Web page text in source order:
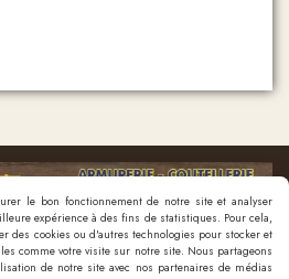
le bon fonctionnement de notre site et analyser
expérience à des fins de statistiques. Pour cela,
des cookies ou d'autres technologies pour stocker et
comme votre visite sur notre site. Nous partageons
de notre site avec nos partenaires de médias